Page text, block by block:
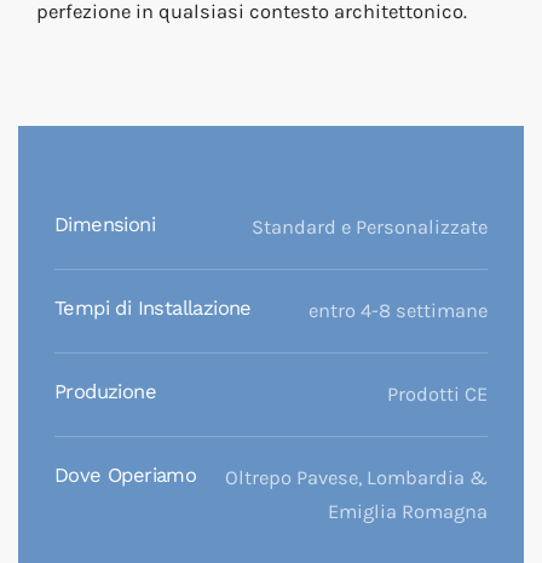
perfezione in qualsiasi contesto architettonico.
Dimensioni Standard e Personalizzate
Tempi di Installazione entro 4-8 settimane
Produzione Prodotti CE
Dove Operiamo
Oltrepo Pavese, Lombardia &
Emiglia Romagna